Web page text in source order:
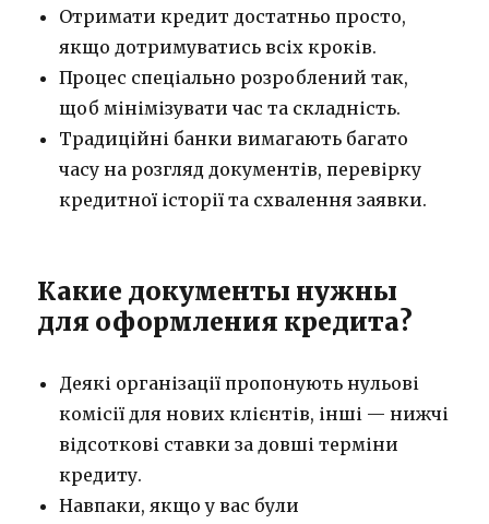
Отримати кредит достатньо просто,
якщо дотримуватись всіх кроків.
Процес спеціально розроблений так,
щоб мінімізувати час та складність.
Традиційні банки вимагають багато
часу на розгляд документів, перевірку
кредитної історії та схвалення заявки.
Какие документы нужны
для оформления кредита?
Деякі організації пропонують нульові
комісії для нових клієнтів, інші — нижчі
відсоткові ставки за довші терміни
кредиту.
Навпаки, якщо у вас були